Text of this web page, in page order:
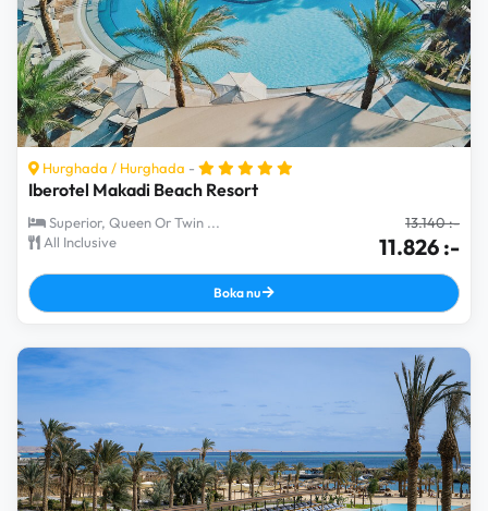
Hurghada / Hurghada -
Iberotel Makadi Beach Resort
Superior, Queen Or Twin ...
All Inclusive
13.140 :-
11.826 :-
Boka nu